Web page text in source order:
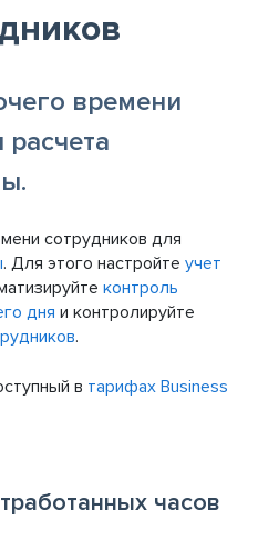
времени
сотрудников для
. Для этого настройте учет
контроль
дня и контролируйте
.
в тарифах Business
часов